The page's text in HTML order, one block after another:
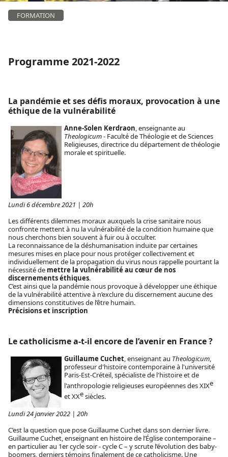
FORMATION
Programme 2021-2022
La pandémie et ses défis moraux, provocation à une
éthique de la vulnérabilité
Anne-Solen Kerdraon, enseignante au
Theologicum- Faculté de Théologie et de Sciences
Religieuses, directrice du département de théologie
morale et spirituelle.
Lundi 6 décembre 2021 | 20h
Les différents dilemmes moraux auxquels la crise sanitaire nous
confronte mettent à nu la vulnérabilité de la condition humaine que
nous cherchons bien souvent à fuir ou à occulter.
La reconnaissance de la déshumanisation induite par certaines
mesures mises en place pour nous protéger collectivement et
individuellement de la propagation du virus nous rappelle pourtant la
nécessité de mettre la vulnérabilité au cœur de nos
discernements éthiques.
C’est ainsi que la pandémie nous provoque à développer une éthique
de la vulnérabilité attentive à n’exclure du discernement aucune des
dimensions constitutives de l’être humain.
Précisions et inscription
Le catholicisme a-t-il encore de l’avenir en France ?
Guillaume Cuchet, enseignant au Theologicum,
professeur d'histoire contemporaine à l'université
Paris-Est-Créteil, spécialiste de l'histoire et de
l'anthropologie religieuses européennes des XIXe
et XXesiècles.
Lundi 24 janvier 2022 | 20h
C’est la question que pose Guillaume Cuchet dans son dernier livre.
Guillaume Cuchet, enseignant en histoire de l’Église contemporaine –
en particulier au 1er cycle soir - cycle C – y scrute l’évolution des baby-
boomers, derniers témoins finalement de ce catholicisme. Une